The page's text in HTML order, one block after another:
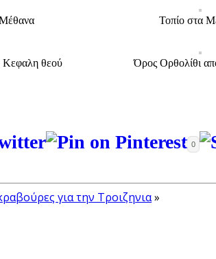
Μέθανα Τοπίο στα
θεού
Όρος Ορθολίθι
0
για την Τροιζηνια»